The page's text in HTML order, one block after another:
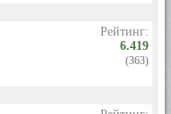
Рейтинг:
6.419
(363)